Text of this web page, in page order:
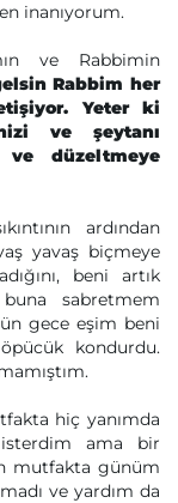
inanıyorum.
ve Rabbimin
Rabbim her
Yeter ki
ve şeytanı
ve düzeltmeye
ardından
yavaş biçmeye
beni artık
sabretmem
gece eşim beni
kondurdu.
hiç yanımda
isterdim ama bir
mutfakta günüm
ve yardım da